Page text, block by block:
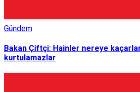
Gündem
Bakan Çiftçi: Hainler nereye
kurtulamazlar